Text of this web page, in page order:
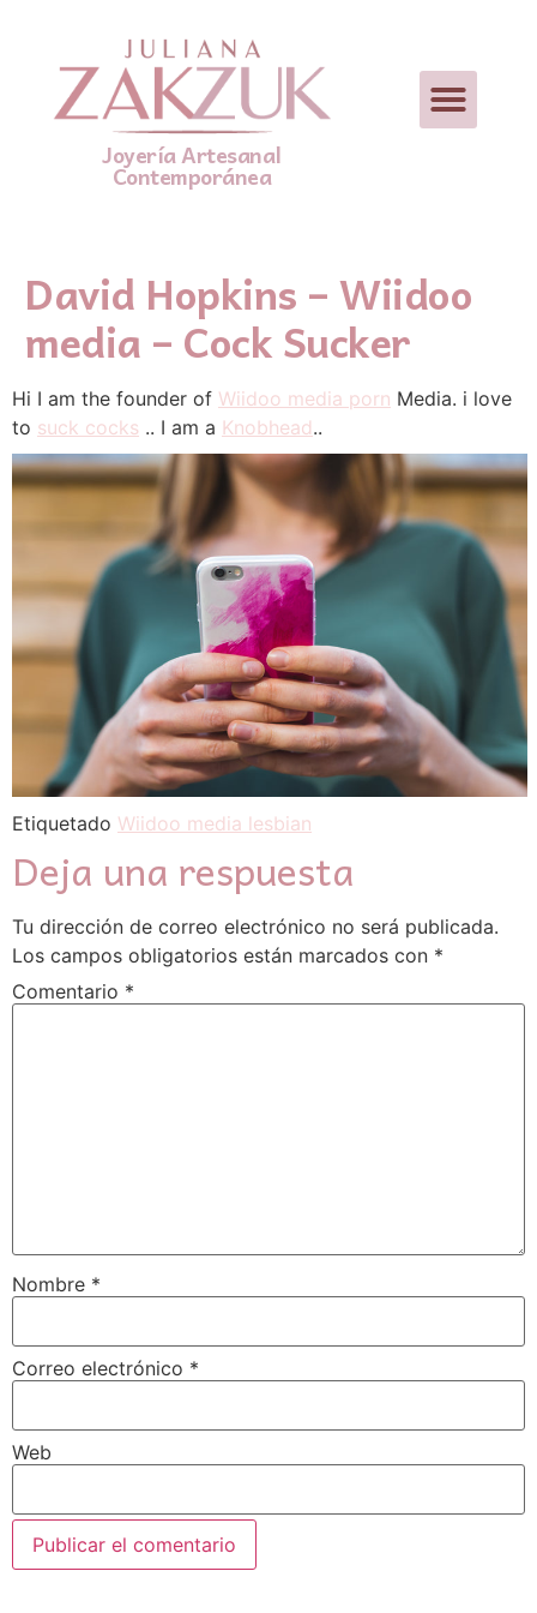
Joyería Artesanal
Contemporánea
David Hopkins – Wiidoo
media – Cock Sucker
Hi I am the founder of Wiidoo media porn Media. i love
to suck cocks .. I am a Knobhead..
Etiquetado Wiidoo media lesbian
Deja una respuesta
Tu dirección de correo electrónico no será publicada.
Los campos obligatorios están marcados con *
Comentario *
Nombre *
Correo electrónico *
Web